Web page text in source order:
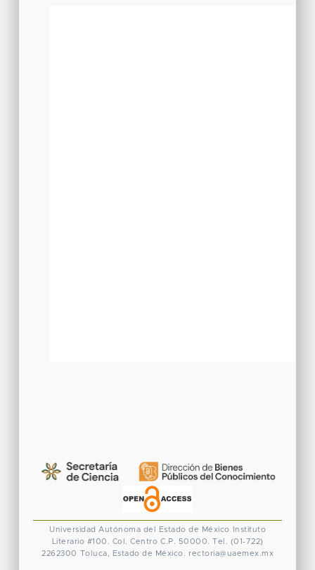
Universidad Autónoma del Estado de México
Instituto
Literario #100. Col. Centro C.P. 50000. Tel. (01-722)
2262300 Toluca, Estado de México. rectoria@uaemex.mx